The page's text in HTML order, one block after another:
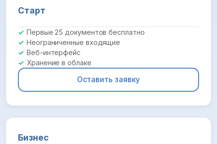
Старт
Первые 25 документов бесплатно
Неограниченные входящие
Веб-интерфейс
Хранение в облаке
Оставить заявку
Бизнес